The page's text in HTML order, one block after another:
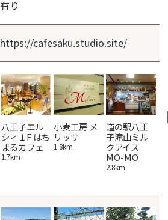
有り
https://cafesaku.studio.site/
八王子エル
シィ１F はち
まるカフェ
1.7km
小麦工房 メ
リッサ
1.8km
道の駅八王
子滝山ミル
クアイス
MO-MO
2.8km